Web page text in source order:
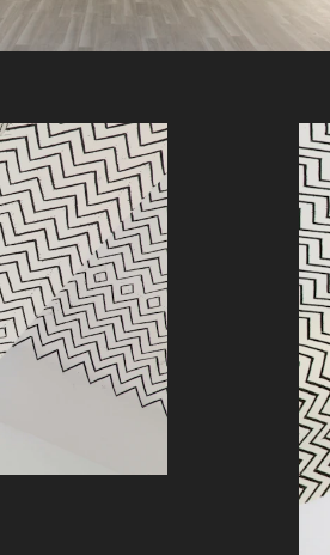
på Transmission
stilt ut verden over. Han vant
er støttet av Oslo